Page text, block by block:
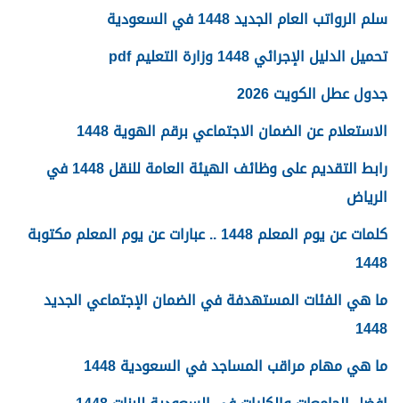
سلم الرواتب العام الجديد 1448 في السعودية
تحميل الدليل الإجرائي 1448 وزارة التعليم pdf
جدول عطل الكويت 2026
الاستعلام عن الضمان الاجتماعي برقم الهوية 1448
رابط التقديم على وظائف الهيئة العامة للنقل 1448 في
الرياض
كلمات عن يوم المعلم 1448 .. عبارات عن يوم المعلم مكتوبة
1448
ما هي الفئات المستهدفة في الضمان الإجتماعي الجديد
1448
ما هي مهام مراقب المساجد في السعودية 1448